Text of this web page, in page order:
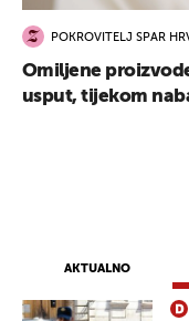
AKTUALNO
POKROVITELJ SPAR
Omiljene
usput, tijekom